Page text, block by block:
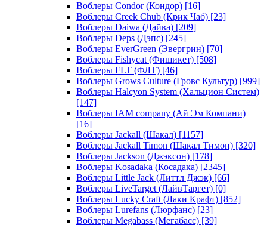
Воблеры Condor (Кондор) [16]
Воблеры Creek Chub (Крик Чаб) [23]
Воблеры Daiwa (Дайва) [209]
Воблеры Deps (Дэпс) [245]
Воблеры EverGreen (Эвергрин) [70]
Воблеры Fishycat (Фишикет) [508]
Воблеры FLT (ФЛТ) [46]
Воблеры Grows Culture (Гровс Культур) [999]
Воблеры Halcyon System (Хальцион Систем)
[147]
Воблеры IAM company (Ай Эм Компани)
[16]
Воблеры Jackall (Шакал) [1157]
Воблеры Jackall Timon (Шакал Тимон) [320]
Воблеры Jackson (Джэксон) [178]
Воблеры Kosadaka (Косадака) [2345]
Воблеры Little Jack (Литтл Джэк) [66]
Воблеры LiveTarget (ЛайвТаргет) [0]
Воблеры Lucky Craft (Лаки Крафт) [852]
Воблеры Lurefans (Люрфанс) [23]
Воблеры Megabass (Мегабасс) [39]